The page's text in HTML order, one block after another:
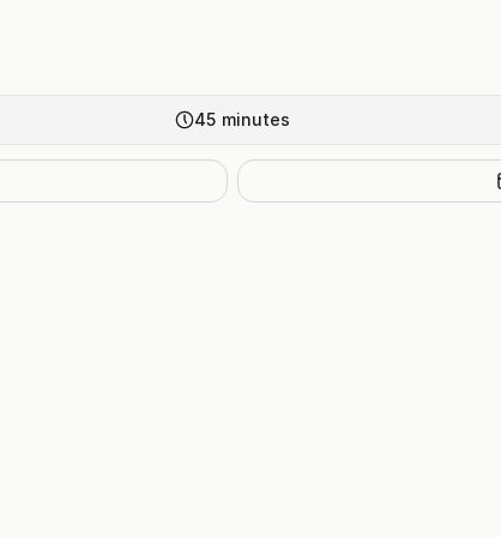
45 minutes